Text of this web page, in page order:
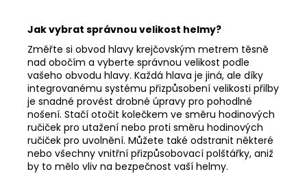
Jak vybrat správnou velikost helmy?
Změřte si obvod hlavy krejčovským metrem těsně
nad obočím a vyberte správnou velikost podle
vašeho obvodu hlavy. Každá hlava je jiná, ale díky
integrovanému systému přizpůsobení velikosti přilby
je snadné provést drobné úpravy pro pohodlné
nošení. Stačí otočit kolečkem ve směru hodinových
ručiček pro utažení nebo proti směru hodinových
ručiček pro uvolnění. Můžete také odstranit některé
nebo všechny vnitřní přizpůsobovací polštářky, aniž
by to mělo vliv na bezpečnost vaší helmy.